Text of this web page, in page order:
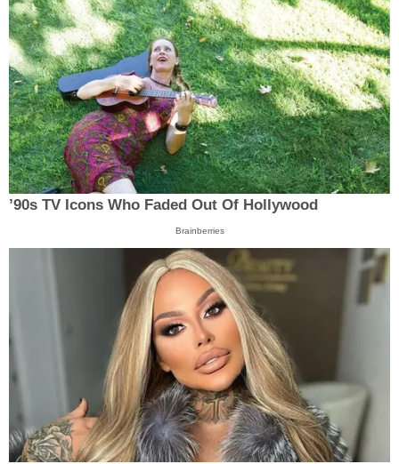
’90s TV Icons Who Faded Out Of Hollywood
Brainberries